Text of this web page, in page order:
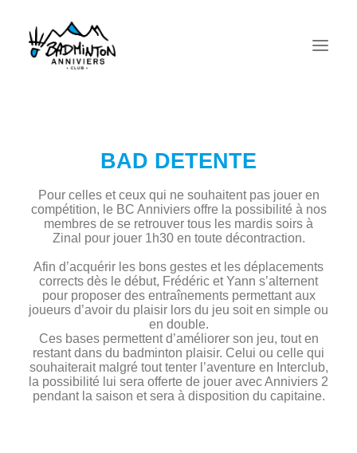
Recherche
BAD DETENTE
Pour celles et ceux qui ne souhaitent pas jouer en
compétition, le BC Anniviers offre la possibilité à nos
membres de se retrouver tous les mardis soirs à
Zinal pour jouer 1h30 en toute décontraction.
Afin d’acquérir les bons gestes et les déplacements
corrects dès le début, Frédéric et Yann s’alternent
pour proposer des entraînements permettant aux
joueurs d’avoir du plaisir lors du jeu soit en simple ou
en double.
Ces bases permettent d’améliorer son jeu, tout en
restant dans du badminton plaisir. Celui ou celle qui
souhaiterait malgré tout tenter l’aventure en Interclub,
la possibilité lui sera offerte de jouer avec Anniviers 2
pendant la saison et sera à disposition du capitaine.